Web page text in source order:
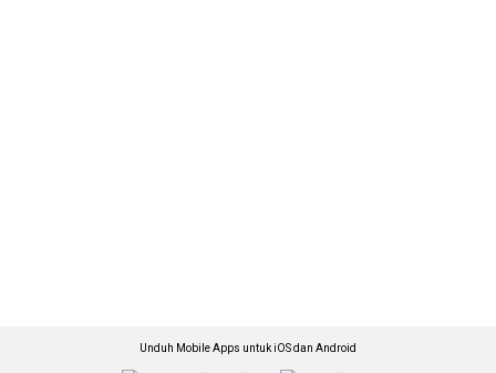
Unduh Mobile Apps untuk iOS dan Android